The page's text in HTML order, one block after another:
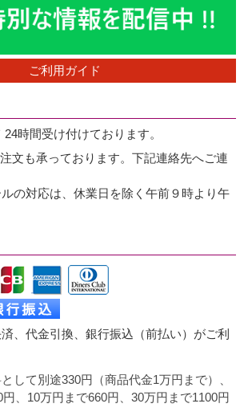
ご利用ガイド
時間受け付けております。
文も承っております。下記連絡先へご連
の対応は、休業日を除く午前９時より午
、代金引換、銀行振込（前払い）がご利
して別途330円（商品代金1万円まで）、
、10万円まで660円、30万円まで1100円